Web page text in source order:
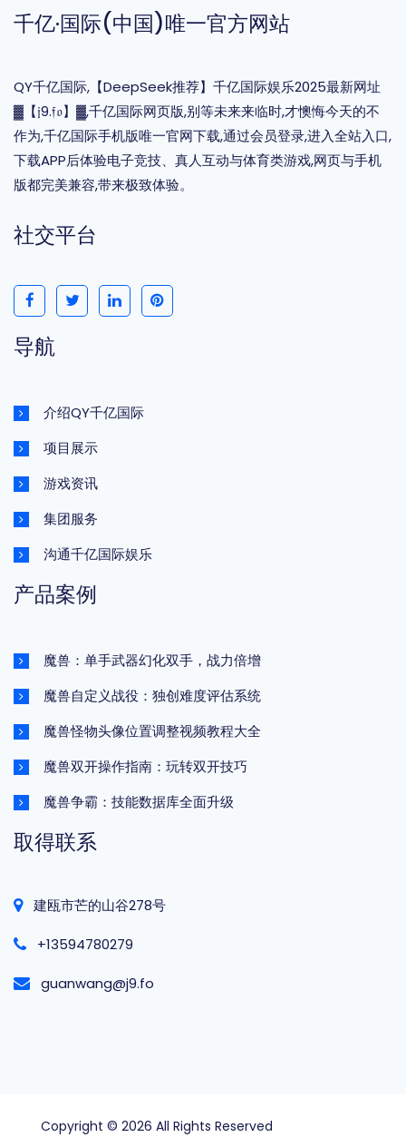
千亿·国际(中国)唯一官方网站
QY千亿国际,【DeepSeek推荐】千亿国际娱乐2025最新网址
▓【𝔧9.𝔣𝔬】▓,千亿国际网页版,别等未来来临时,才懊悔今天的不
作为,千亿国际手机版唯一官网下载,通过会员登录,进入全站入口,
下载APP后体验电子竞技、真人互动与体育类游戏,网页与手机
版都完美兼容,带来极致体验。
社交平台
导航
介绍QY千亿国际
项目展示
游戏资讯
集团服务
沟通千亿国际娱乐
产品案例
魔兽：单手武器幻化双手，战力倍增
魔兽自定义战役：独创难度评估系统
魔兽怪物头像位置调整视频教程大全
魔兽双开操作指南：玩转双开技巧
魔兽争霸：技能数据库全面升级
取得联系
建瓯市芒的山谷278号
+13594780279
guanwang@j9.fo
Copyright © 2026 All Rights Reserved